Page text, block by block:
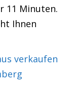
11 Minuten.
Ihnen
verkaufen